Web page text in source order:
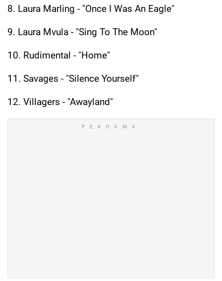
8. Laura Marling - "Once I Was An Eagle"
9. Laura Mvula - "Sing To The Moon"
10. Rudimental - "Home"
11. Savages - "Silence Yourself"
12. Villagers - "Awayland"